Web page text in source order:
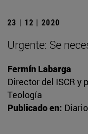
23 | 12 | 2020
Urgente: Se
Fermín Labarga
Director del ISCR y
Teología
Publicado en: